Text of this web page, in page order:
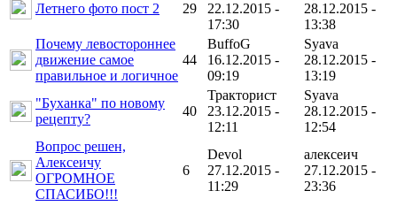
Летнего фото пост 2 29
22.12.2015 -
17:30
28.12.2015 -
13:38
Почему левостороннее
движение самое
правильное и логичное
44
BuffoG
16.12.2015 -
09:19
Syava
28.12.2015 -
13:19
"Буханка" по новому
рецепту?
40
Тракторист
23.12.2015 -
12:11
Syava
28.12.2015 -
12:54
Вопрос решен,
Алексеичу
ОГРОМНОЕ
СПАСИБО!!!
6
Devol
27.12.2015 -
11:29
алексеич
27.12.2015 -
23:36